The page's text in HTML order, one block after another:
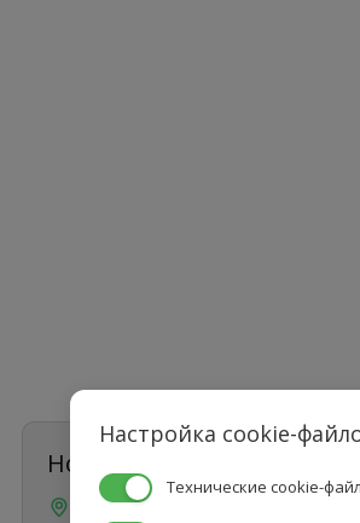
Настройка cookie-
Технические cookie-
Новосибирск
пр-т Дзержинского 1/1, офис 71